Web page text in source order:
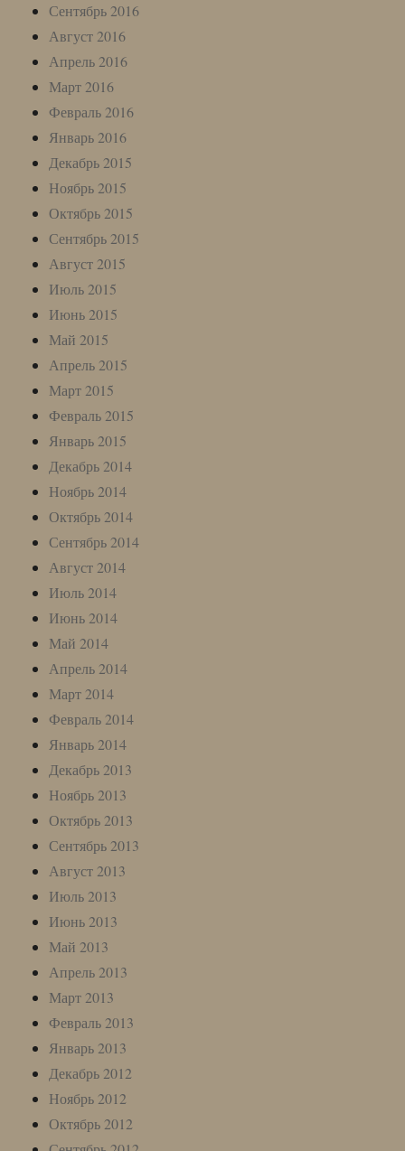
Сентябрь 2016
Август 2016
Апрель 2016
Март 2016
Февраль 2016
Январь 2016
Декабрь 2015
Ноябрь 2015
Октябрь 2015
Сентябрь 2015
Август 2015
Июль 2015
Июнь 2015
Май 2015
Апрель 2015
Март 2015
Февраль 2015
Январь 2015
Декабрь 2014
Ноябрь 2014
Октябрь 2014
Сентябрь 2014
Август 2014
Июль 2014
Июнь 2014
Май 2014
Апрель 2014
Март 2014
Февраль 2014
Январь 2014
Декабрь 2013
Ноябрь 2013
Октябрь 2013
Сентябрь 2013
Август 2013
Июль 2013
Июнь 2013
Май 2013
Апрель 2013
Март 2013
Февраль 2013
Январь 2013
Декабрь 2012
Ноябрь 2012
Октябрь 2012